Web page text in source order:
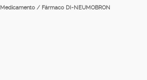
Medicamento / Fármaco DI-NEUMOBRON